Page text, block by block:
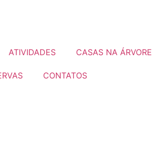
ATIVIDADES CASAS NA ÁRVORE
CONTATOS